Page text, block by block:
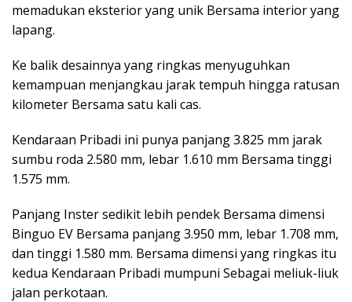
memadukan eksterior yang unik Bersama interior yang
lapang.
Ke balik desainnya yang ringkas menyuguhkan
kemampuan menjangkau jarak tempuh hingga ratusan
kilometer Bersama satu kali cas.
Kendaraan Pribadi ini punya panjang 3.825 mm jarak
sumbu roda 2.580 mm, lebar 1.610 mm Bersama tinggi
1.575 mm.
Panjang Inster sedikit lebih pendek Bersama dimensi
Binguo EV Bersama panjang 3.950 mm, lebar 1.708 mm,
dan tinggi 1.580 mm. Bersama dimensi yang ringkas itu
kedua Kendaraan Pribadi mumpuni Sebagai meliuk-liuk
jalan perkotaan.